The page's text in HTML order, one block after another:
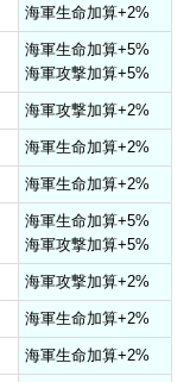
海軍生命加算+2%
海軍生命加算+5%
海軍攻撃加算+5%
海軍攻撃加算+2%
海軍生命加算+2%
海軍生命加算+2%
海軍生命加算+5%
海軍攻撃加算+5%
海軍攻撃加算+2%
海軍生命加算+2%
海軍生命加算+2%